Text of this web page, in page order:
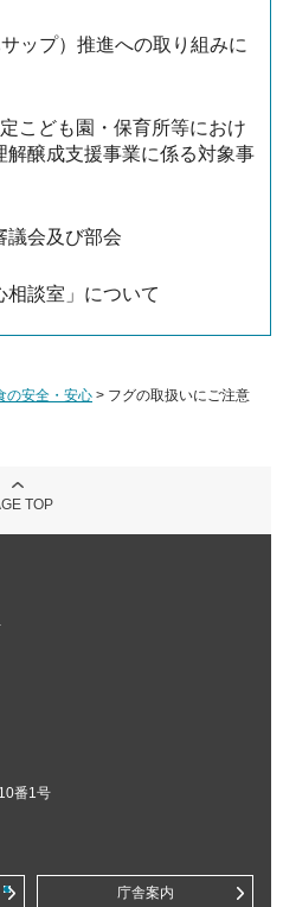
ップ）推進への取り組みに
こども園・保育所等におけ
解醸成支援事業に係る対象事
議会及び部会
相談室」について
の安全・安心 > フグの取扱いにご注意
TOP
番1号
庁舎案内